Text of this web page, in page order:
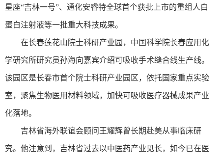
星座“吉林一号”、通化安睿特全球首个获批上市的重组人白
蛋白注射液等一批重大科技成果。
在长春莲花山院士科研产业园，中国科学院长春应用化
学研究所研究员孙海向嘉宾介绍可吸收手术缝合线生产线。
该园区是长春市首个院士科研产业园区，依托国家重点实验
室，聚焦生物医用材料领域，加快可吸收医疗器械成果产业
化落地。
吉林省海外联谊会顾问王耀辉曾长期赴美从事临床研
究。他注意到，吉林省过去以中医药产业见长，如今已在医